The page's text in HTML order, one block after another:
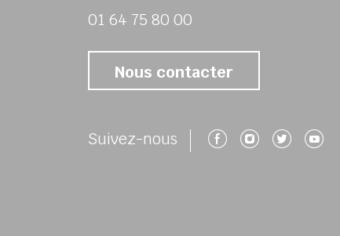
01 64 75 80 00
Nous contacter
Suivez-nous Suivez-